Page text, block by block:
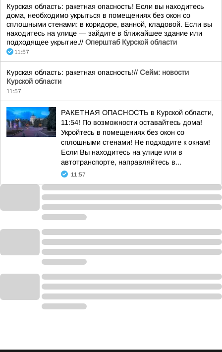
Курская область: ракетная опасность! Если вы находитесь
дома, необходимо укрыться в помещениях без окон со
сплошными стенами: в коридоре, ванной, кладовой. Если вы
находитесь на улице — зайдите в ближайшее здание или
подходящее укрытие.// Оперштаб Курской области
11:57
Курская область: ракетная опасность!// Сейм: новости
Курской области
11:57
РАКЕТНАЯ ОПАСНОСТЬ в Курской области,
11:54! По возможности оставайтесь дома!
Укройтесь в помещениях без окон со
сплошными стенами! Не подходите к окнам!
Если Вы находитесь на улице или в
автотранспорте, направляйтесь в...
11:57